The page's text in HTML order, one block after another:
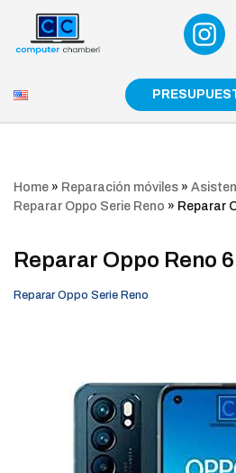
Saltar
Home » Reparación móviles »
Reparar Oppo Serie Reno » Reparar
Reparar Oppo Reno 6
Reparar Oppo Serie Reno